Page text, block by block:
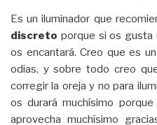
Es un iluminador que
discreto porque si os gusta
os encantará. Creo que es
odias, y sobre todo creo
corregir la oreja y no para
os durará muchísimo
aprovecha muchísimo